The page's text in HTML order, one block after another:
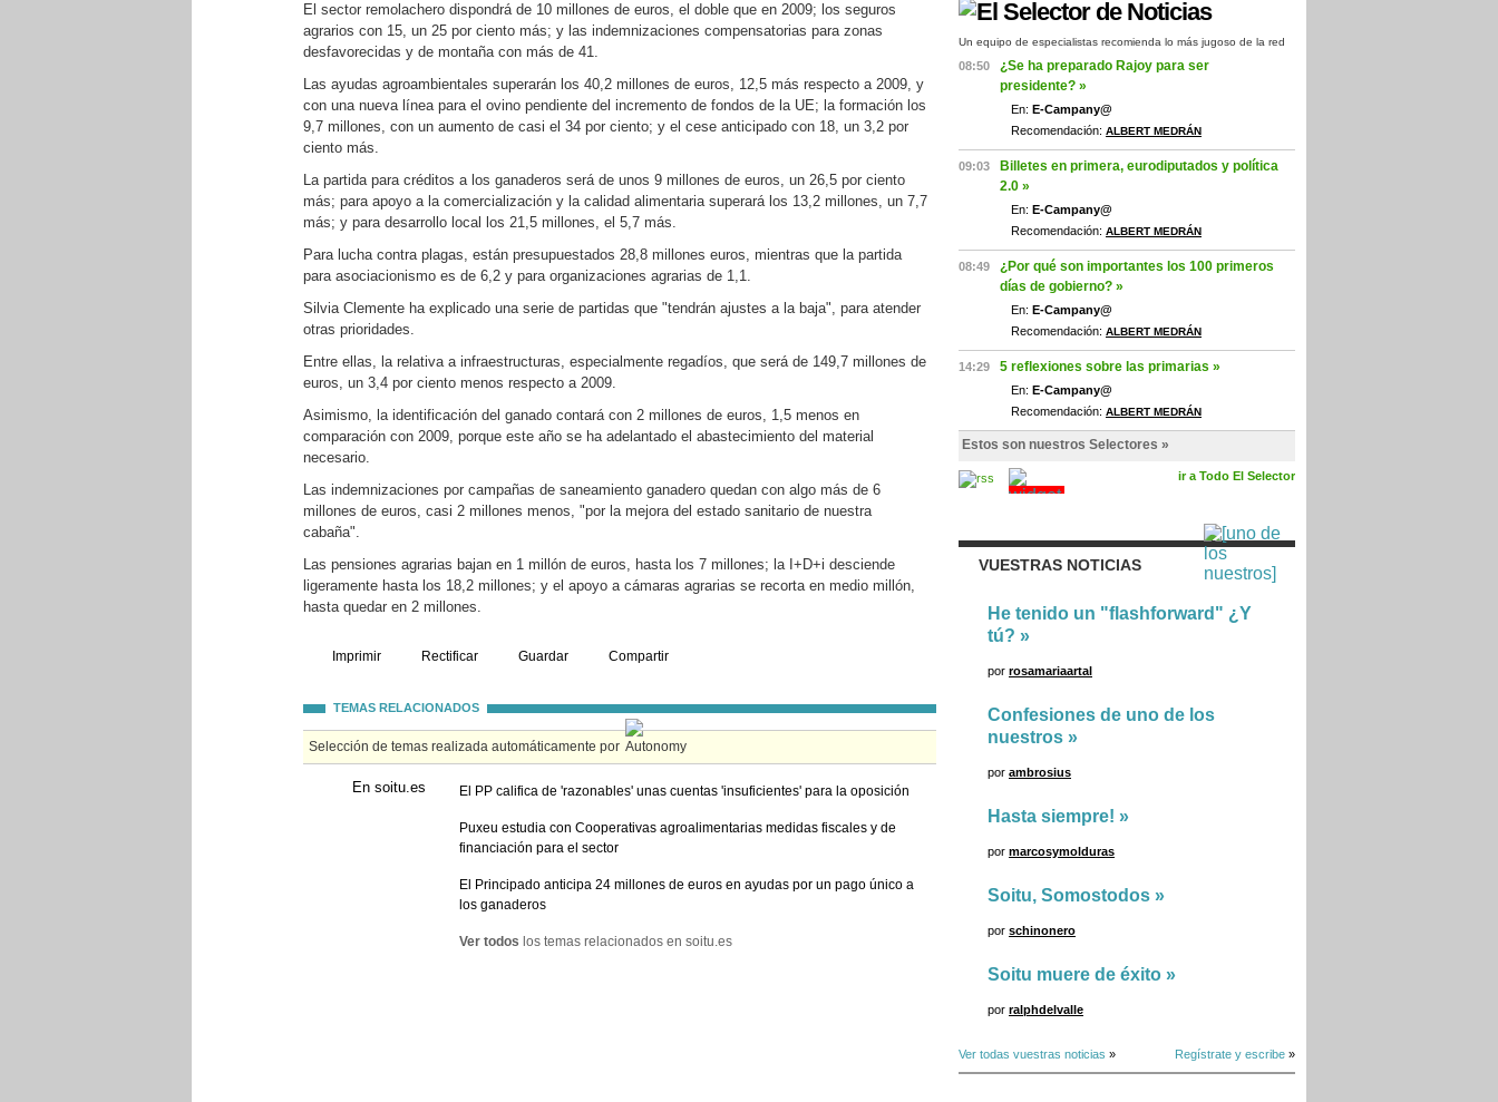
El sector remolachero dispondrá de 10 millones de euros, el doble que en 2009; los seguros
agrarios con 15, un 25 por ciento más; y las indemnizaciones compensatorias para zonas
desfavorecidas y de montaña con más de 41.
Las ayudas agroambientales superarán los 40,2 millones de euros, 12,5 más respecto a 2009, y
con una nueva línea para el ovino pendiente del incremento de fondos de la UE; la formación los
9,7 millones, con un aumento de casi el 34 por ciento; y el cese anticipado con 18, un 3,2 por
ciento más.
La partida para créditos a los ganaderos será de unos 9 millones de euros, un 26,5 por ciento
más; para apoyo a la comercialización y la calidad alimentaria superará los 13,2 millones, un 7,7
más; y para desarrollo local los 21,5 millones, el 5,7 más.
Para lucha contra plagas, están presupuestados 28,8 millones euros, mientras que la partida
para asociacionismo es de 6,2 y para organizaciones agrarias de 1,1.
Silvia Clemente ha explicado una serie de partidas que "tendrán ajustes a la baja", para atender
otras prioridades.
Entre ellas, la relativa a infraestructuras, especialmente regadíos, que será de 149,7 millones de
euros, un 3,4 por ciento menos respecto a 2009.
Asimismo, la identificación del ganado contará con 2 millones de euros, 1,5 menos en
comparación con 2009, porque este año se ha adelantado el abastecimiento del material
necesario.
Las indemnizaciones por campañas de saneamiento ganadero quedan con algo más de 6
millones de euros, casi 2 millones menos, "por la mejora del estado sanitario de nuestra
cabaña".
Las pensiones agrarias bajan en 1 millón de euros, hasta los 7 millones; la I+D+i desciende
ligeramente hasta los 18,2 millones; y el apoyo a cámaras agrarias se recorta en medio millón,
hasta quedar en 2 millones.
Imprimir Rectificar Guardar Compartir
TEMAS RELACIONADOS
Selección de temas realizada automáticamente por
En soitu.es El PP califica de 'razonables' unas cuentas 'insuficientes' para la oposición
Puxeu estudia con Cooperativas agroalimentarias medidas fiscales y de
financiación para el sector
El Principado anticipa 24 millones de euros en ayudas por un pago único a
los ganaderos
Ver todos los temas relacionados en soitu.es
Un equipo de especialistas recomienda lo más jugoso de la red
08:50
¿Se ha preparado Rajoy para ser
presidente? »
En: E-Campany@
Recomendación: ALBERT MEDRÁN
09:03
Billetes en primera, eurodiputados y política
2.0 »
En: E-Campany@
Recomendación: ALBERT MEDRÁN
08:49
¿Por qué son importantes los 100 primeros
días de gobierno? »
En: E-Campany@
Recomendación: ALBERT MEDRÁN
14:29 5 reflexiones sobre las primarias »
En: E-Campany@
Recomendación: ALBERT MEDRÁN
Estos son nuestros Selectores »
ir a Todo El Selector
VUESTRAS NOTICIAS
He tenido un "flashforward" ¿Y
tú? »
por rosamariaartal
Confesiones de uno de los
nuestros »
por ambrosius
Hasta siempre! »
por marcosymolduras
Soitu, Somostodos »
por schinonero
Soitu muere de éxito »
por ralphdelvalle
Ver todas vuestras noticias » Regístrate y escribe »